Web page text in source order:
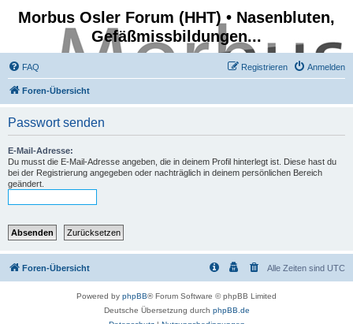
Morbus Osler Forum (HHT) • Nasenbluten,
Gefäßmissbildungen...
FAQ Anmelden
Registrieren
Foren-Übersicht
Passwort senden
E-Mail-Adresse:
Du musst die E-Mail-Adresse angeben, die in deinem Profil hinterlegt ist. Diese hast du
bei der Registrierung angegeben oder nachträglich in deinem persönlichen Bereich
geändert.
Foren-Übersicht Alle Zeiten sind UTC
Powered by phpBB® Forum Software © phpBB Limited
Deutsche Übersetzung durch phpBB.de